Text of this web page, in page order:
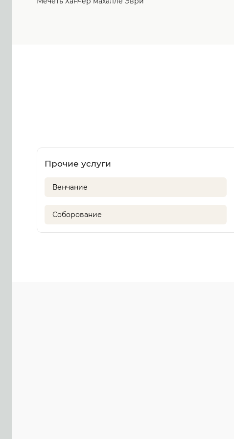
Прочие услуги
Венчание
Соборование